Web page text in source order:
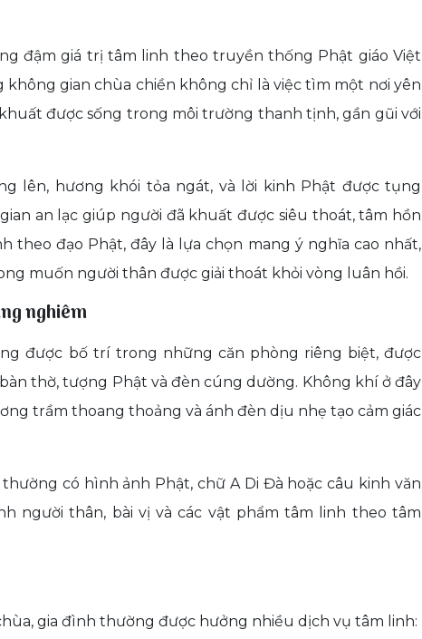
đậm giá trị tâm linh theo truyền thống Phật giáo Việt
gian chùa chiền không chỉ là việc tìm một nơi yên
được sống trong môi trường thanh tịnh, gần gũi với
lên, hương khói tỏa ngát, và lời kinh Phật được tụng
an lạc giúp người đã khuất được siêu thoát, tâm hồn
theo đạo Phật, đây là lựa chọn mang ý nghĩa cao nhất,
muốn người thân được giải thoát khỏi vòng luân hồi.
nghiêm
được bố trí trong những căn phòng riêng biệt, được
thờ, tượng Phật và đèn cúng dường. Không khí ở đây
trầm thoang thoảng và ánh đèn dịu nhẹ tạo cảm giác
có hình ảnh Phật, chữ A Di Đà hoặc câu kinh văn
người thân, bài vị và các vật phẩm tâm linh theo tâm
gia đình thường được hưởng nhiều dịch vụ tâm linh: